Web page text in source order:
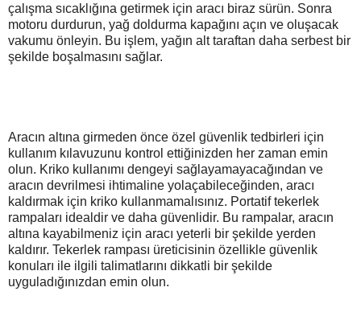
çalışma sıcaklığına getirmek için aracı biraz sürün. Sonra
motoru durdurun, yağ doldurma kapağını açın ve oluşacak
vakumu önleyin. Bu işlem, yağın alt taraftan daha serbest bir
şekilde boşalmasını sağlar.
Aracın altına girmeden önce özel güvenlik tedbirleri için
kullanım kılavuzunu kontrol ettiğinizden her zaman emin
olun. Kriko kullanımı dengeyi sağlayamayacağından ve
aracın devrilmesi ihtimaline yolaçabileceğinden, aracı
kaldırmak için kriko kullanmamalısınız. Portatif tekerlek
rampaları idealdir ve daha güvenlidir. Bu rampalar, aracın
altına kayabilmeniz için aracı yeterli bir şekilde yerden
kaldırır. Tekerlek rampası üreticisinin özellikle güvenlik
konuları ile ilgili talimatlarını dikkatli bir şekilde
uyguladığınızdan emin olun.